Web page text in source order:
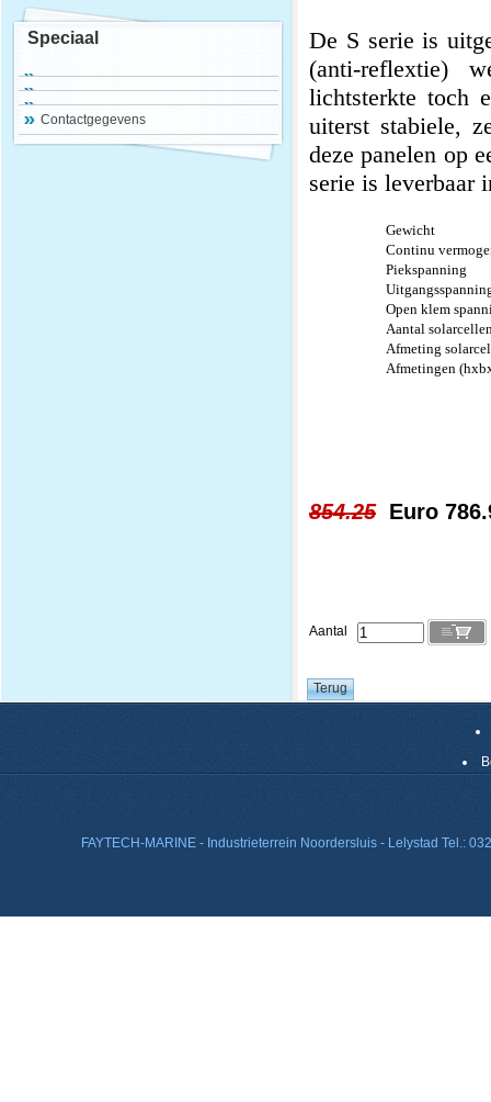
Speciaal
Contactgegevens
De S serie is
(anti-reflextie)
lichtsterkte toch
uiterst stabiele,
deze panelen op
serie is leverbaar
Gewicht
Continu
Piekspanning
Open klem
Aantal
Afmeting
Afmetingen
854.25 Euro
Aantal
FAYTECH-MARINE - Industrieterrein Noordersluis - Lelystad Tel.: